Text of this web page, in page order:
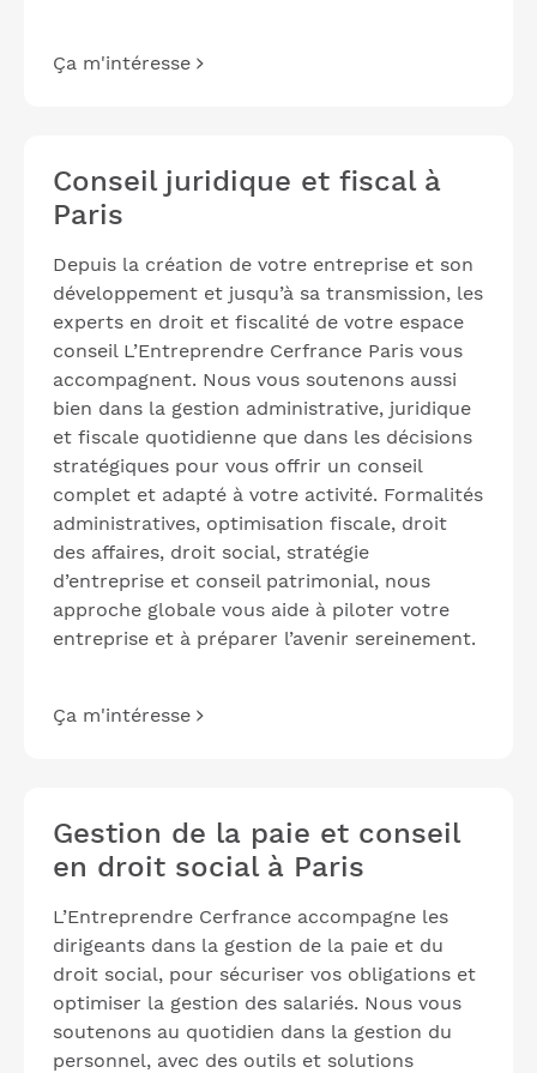
Ça m'intéresse
Conseil juridique et fiscal à
Paris
Depuis la création de votre entreprise et son
développement et jusqu’à sa transmission, les
experts en droit et fiscalité de votre espace
conseil L’Entreprendre Cerfrance Paris vous
accompagnent. Nous vous soutenons aussi
bien dans la gestion administrative, juridique
et fiscale quotidienne que dans les décisions
stratégiques pour vous offrir un conseil
complet et adapté à votre activité. Formalités
administratives, optimisation fiscale, droit
des affaires, droit social, stratégie
d’entreprise et conseil patrimonial, nous
approche globale vous aide à piloter votre
entreprise et à préparer l’avenir sereinement.
Ça m'intéresse
Gestion de la paie et conseil
en droit social à Paris
L’Entreprendre Cerfrance accompagne les
dirigeants dans la gestion de la paie et du
droit social, pour sécuriser vos obligations et
optimiser la gestion des salariés. Nous vous
soutenons au quotidien dans la gestion du
personnel, avec des outils et solutions